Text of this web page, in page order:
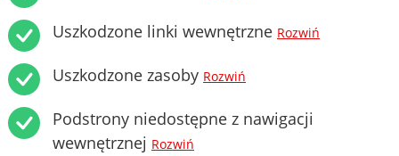
Uszkodzone linki wewnętrzne Rozwiń
Uszkodzone zasoby Rozwiń
Podstrony niedostępne z nawigacji
wewnętrznej Rozwiń